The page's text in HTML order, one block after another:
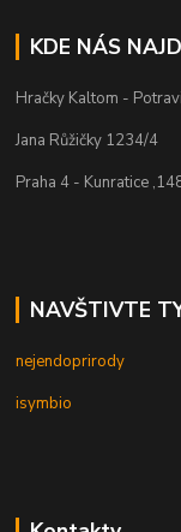
KDE NÁS
Hračky Kaltom -
Jana Růžičky 1234/4
Praha 4 - Kunratice
NAVŠTIVTE
nejendoprirody
isymbio